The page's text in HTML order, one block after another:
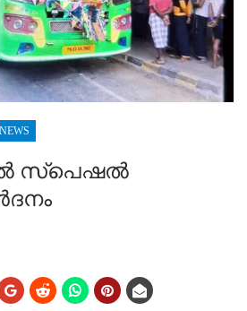
NEWS
സ്‌പെഷൽ